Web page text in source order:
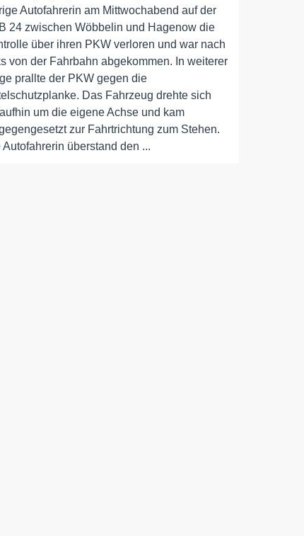
Autofahrerin am Mittwochabend auf der
24 zwischen Wöbbelin und Hagenow die
über ihren PKW verloren und war nach
von der Fahrbahn abgekommen. In weiterer
prallte der PKW gegen die
Das Fahrzeug drehte sich
um die eigene Achse und kam
zur Fahrtrichtung zum Stehen.
Autofahrerin überstand den ...